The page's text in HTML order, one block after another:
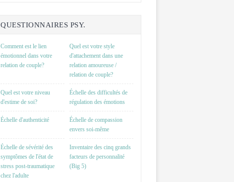
QUESTIONNAIRES PSY.
Comment est le lien
émotionnel dans votre
relation de couple?
Quel est votre style
d'attachement dans une
relation amoureuse /
relation de couple?
Quel est votre niveau
d'estime de soi?
Échelle des difficultés de
régulation des émotions
Échelle d'authenticité
Échelle de compassion
envers soi-même
Échelle de sévérité des
symptômes de l'état de
stress post-traumatique
chez l'adulte
Inventaire des cinq grands
facteurs de personnalité
(Big 5)